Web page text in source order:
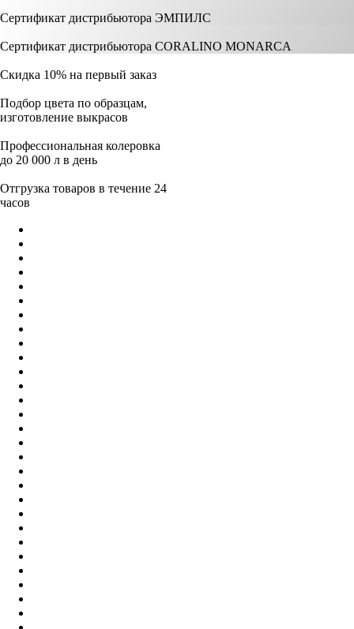
Сертификат дистрибьютора ЭМПИЛС
Сертификат дистрибьютора CORALINO MONARCA
Скидка 10% на первый заказ
Подбор цвета по образцам,
изготовление выкрасов
Профессиональная колеровка
до 20 000 л в день
Отгрузка товаров в течение 24
часов